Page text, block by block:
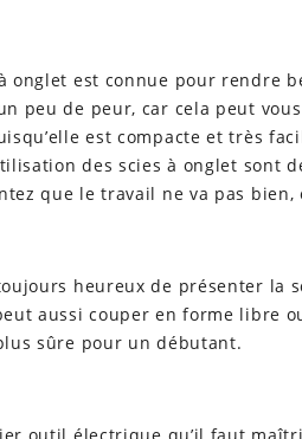
onglet est connue pour rendre
peu de peur, car cela peut
est compacte et très
des scies à onglet sont
que le travail ne va pas bien,
heureux de présenter la
aussi couper en forme libre
sûre pour un débutant.